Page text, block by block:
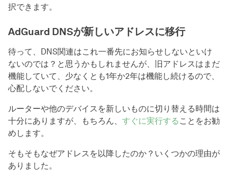
択できます。
AdGuard DNSが新しいアドレスに移行
待って、DNS関連はこれ一番先にお知らせしないといけ
ないのでは？と思うかもしれませんが、旧アドレスはまだ
機能していて、少なくとも1年か2年は機能し続けるので、
心配しないでください。
ルーターや他のデバイスを新しいものに切り替える時間は
十分にありますが、もちろん、 すぐに実行する ことをお勧
めします。
そもそもなぜアドレスを以降したのか？いくつかの理由が
ありました。